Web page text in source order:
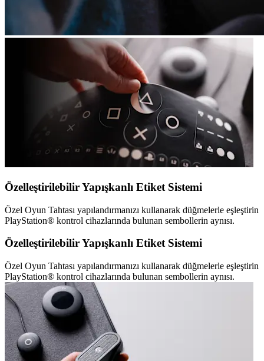
Özelleştirilebilir Yapışkanlı Etiket Sistemi
Özel Oyun Tahtası yapılandırmanızı kullanarak düğmelerle eşleştirin
PlayStation® kontrol cihazlarında bulunan sembollerin aynısı.
Özelleştirilebilir Yapışkanlı Etiket Sistemi
Özel Oyun Tahtası yapılandırmanızı kullanarak düğmelerle eşleştirin
PlayStation® kontrol cihazlarında bulunan sembollerin aynısı.